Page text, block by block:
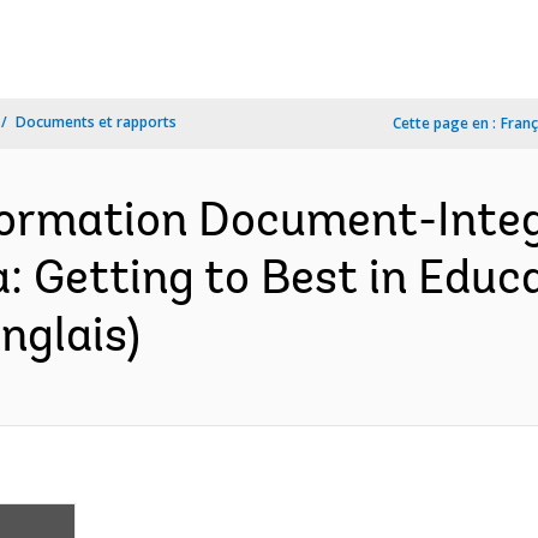
Documents et rapports Cette page en :
Document-
Getting to Best in